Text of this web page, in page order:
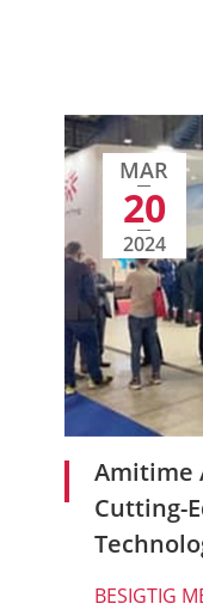
MAR
20
2024
Amitime
Cutting-
BESIGTIG